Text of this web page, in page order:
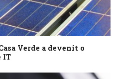
Verde a devenit o
IT